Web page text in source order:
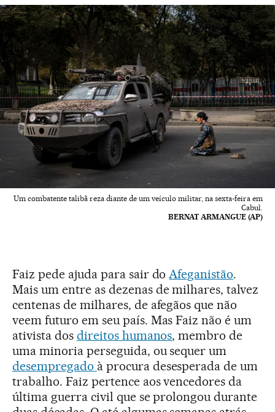
Um combatente talibã reza diante de um veículo militar, na sexta-feira em
Cabul.
BERNAT ARMANGUE (AP)
Faiz pede ajuda para sair doAfeganistão.
Mais um entre as dezenas de milhares, talvez
centenas de milhares, de afegãos que não
veem futuro em seu país. Mas Faiz não é um
ativista dos direitos humanos, membro de
uma minoria perseguida, ou sequer um
desempregado à procura desesperada de um
trabalho. Faiz pertence aos vencedores da
última guerra civil que se prolongou durante